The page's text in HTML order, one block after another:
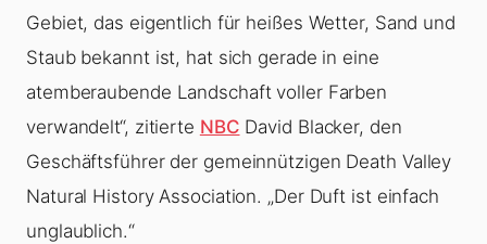
Gebiet, das eigentlich für heißes Wetter, Sand und
Staub bekannt ist, hat sich gerade in eine
atemberaubende Landschaft voller Farben
verwandelt“, zitierte NBC David Blacker, den
Geschäftsführer der gemeinnützigen Death Valley
Natural History Association. „Der Duft ist einfach
unglaublich.“